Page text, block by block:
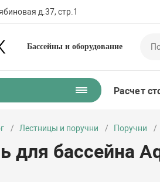
д.37, стр.1
Бассейны и оборудование
Расчет
Лестницы и поручни Поручни
для бассейна